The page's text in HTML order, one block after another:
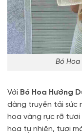
Bó Hoa
Với Bó Hoa Hướng
dàng truyền tải sức
hoa vàng rực rỡ
hoa tự nhiên, tươi